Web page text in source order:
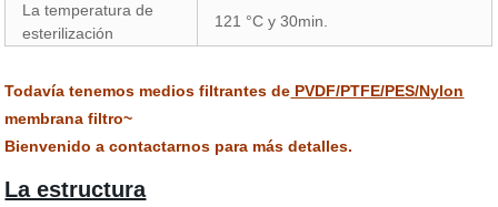
La temperatura de
esterilización
121 °C y 30min.
Todavía tenemos medios filtrantes de PVDF/PTFE/PES/Nylon
membrana filtro~
Bienvenido a contactarnos para más detalles.
La estructura